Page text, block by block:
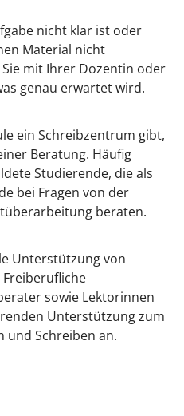
nicht klar ist oder
Material nicht
mit Ihrer Dozentin oder
genau erwartet wird.
ein Schreibzentrum gibt,
Beratung. Häufig
Studierende, die als
bei Fragen von der
beraten.
Unterstützung von
sowie Lektorinnen
Unterstützung zum
und Schreiben an.